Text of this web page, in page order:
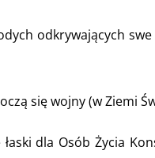
odkrywających
się wojny (w Ziemi
dla Osób Życia